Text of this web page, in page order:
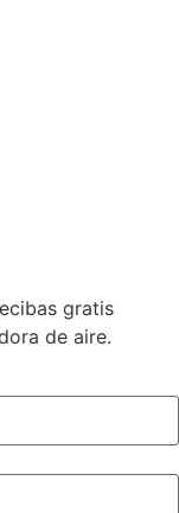
gratis
de aire.